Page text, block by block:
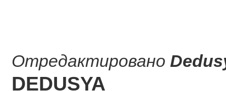
Отредактировано
DEDUSYA